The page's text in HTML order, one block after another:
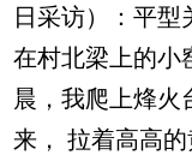
日采访）：平型
在村北梁上的小
晨，我爬上烽火
来， 拉着高高